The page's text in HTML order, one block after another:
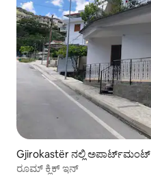
Gjirokastër ನಲ್ಲಿ ಅಪಾರ್ಟ್‌ಮಂಟ್
ರೂಮ್ ಕ್ಲಿಕ್ ಇನ್